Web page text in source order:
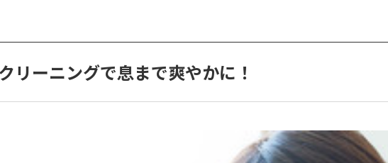
リーニングで息まで爽やかに！